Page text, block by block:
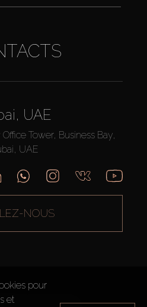
UAE
Tower, Business Bay,
UAE
NOUS
Tous droits réservés
pour
et